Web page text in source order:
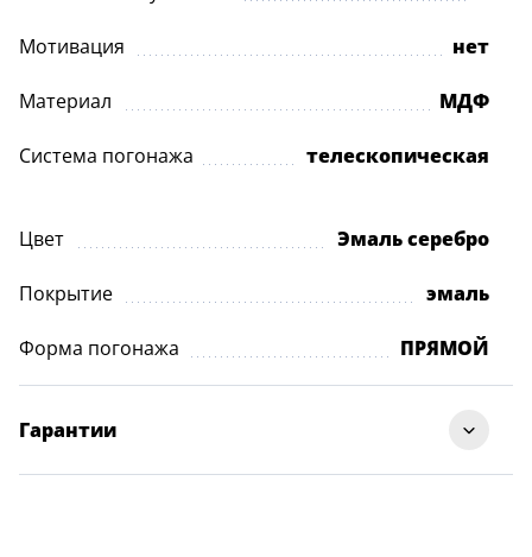
Мотивация нет
Материал МДФ
Система погонажа телескопическая
Цвет Эмаль серебро
Покрытие эмаль
Форма погонажа ПРЯМОЙ
Гарантии